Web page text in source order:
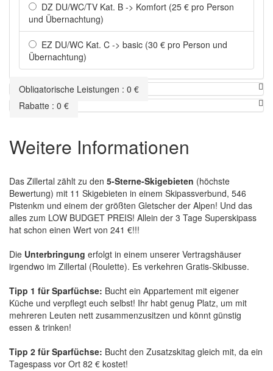
DZ DU/WC/TV Kat. B -> Komfort (25 € pro Person
und Übernachtung)
EZ DU/WC Kat. C -> basic (30 € pro Person und
Übernachtung)
Obligatorische Leistungen : 0 €
Rabatte : 0 €
Weitere Informationen
Das Zillertal zählt zu den 5-Sterne-Skigebieten (höchste
Bewertung) mit 11 Skigebieten in einem Skipassverbund, 546
Pistenkm und einem der größten Gletscher der Alpen! Und das
alles zum LOW BUDGET PREIS! Allein der 3 Tage Superskipass
hat schon einen Wert von 241 €!!!
Die Unterbringung erfolgt in einem unserer Vertragshäuser
irgendwo im Zillertal (Roulette). Es verkehren Gratis-Skibusse.
Tipp 1 für Sparfüchse: Bucht ein Appartement mit eigener
Küche und verpflegt euch selbst! Ihr habt genug Platz, um mit
mehreren Leuten nett zusammenzusitzen und könnt günstig
essen & trinken!
Tipp 2 für Sparfüchse: Bucht den Zusatzskitag gleich mit, da ein
Tagespass vor Ort 82 € kostet!